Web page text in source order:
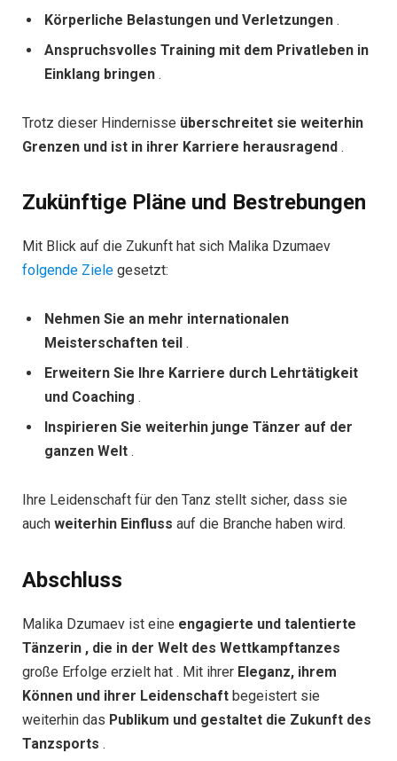
Körperliche Belastungen und Verletzungen .
Anspruchsvolles Training mit dem Privatleben in
Einklang bringen .
Trotz dieser Hindernisse überschreitet sie weiterhin
Grenzen und ist in ihrer Karriere herausragend .
Zukünftige Pläne und Bestrebungen
Mit Blick auf die Zukunft hat sich Malika Dzumaev
folgende Ziele gesetzt:
Nehmen Sie an mehr internationalen
Meisterschaften teil .
Erweitern Sie Ihre Karriere durch Lehrtätigkeit
und Coaching .
Inspirieren Sie weiterhin junge Tänzer auf der
ganzen Welt .
Ihre Leidenschaft für den Tanz stellt sicher, dass sie
auch weiterhin Einfluss auf die Branche haben wird.
Abschluss
Malika Dzumaev ist eine engagierte und talentierte
Tänzerin , die in der Welt des Wettkampftanzes
große Erfolge erzielt hat . Mit ihrer Eleganz, ihrem
Können und ihrer Leidenschaft begeistert sie
weiterhin das Publikum und gestaltet die Zukunft des
Tanzsports .